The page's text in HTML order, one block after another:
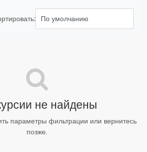
не найдены
параметры фильтрации или вернитесь
позже.